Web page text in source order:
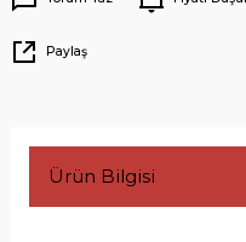
Paylaş
Ürün Bilgisi